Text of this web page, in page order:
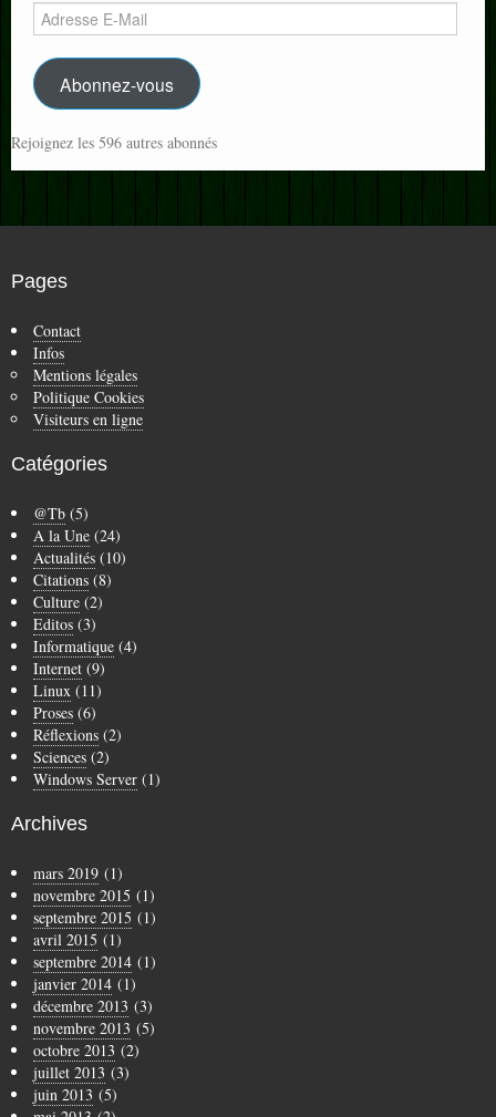
Adresse
E-
Mail
Abonnez-vous
Rejoignez les 596 autres abonnés
Pages
Contact
Infos
Mentions légales
Politique Cookies
Visiteurs en ligne
Catégories
@Tb (5)
A la Une (24)
Actualités (10)
Citations (8)
Culture (2)
Editos (3)
Informatique (4)
Internet (9)
Linux (11)
Proses (6)
Réflexions (2)
Sciences (2)
Windows Server (1)
Archives
mars 2019 (1)
novembre 2015 (1)
septembre 2015 (1)
avril 2015 (1)
septembre 2014 (1)
janvier 2014 (1)
décembre 2013 (3)
novembre 2013 (5)
octobre 2013 (2)
juillet 2013 (3)
juin 2013 (5)